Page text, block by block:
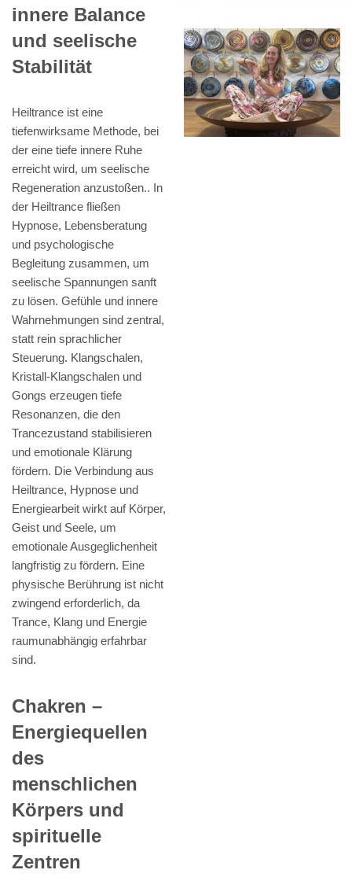
innere Balance
und seelische
Stabilität
Heiltrance ist eine
tiefenwirksame Methode, bei
der eine tiefe innere Ruhe
erreicht wird, um seelische
Regeneration anzustoßen.. In
der Heiltrance fließen
Hypnose, Lebensberatung
und psychologische
Begleitung zusammen, um
seelische Spannungen sanft
zu lösen. Gefühle und innere
Wahrnehmungen sind zentral,
statt rein sprachlicher
Steuerung. Klangschalen,
Kristall-Klangschalen und
Gongs erzeugen tiefe
Resonanzen, die den
Trancezustand stabilisieren
und emotionale Klärung
fördern. Die Verbindung aus
Heiltrance, Hypnose und
Energiearbeit wirkt auf Körper,
Geist und Seele, um
emotionale Ausgeglichenheit
langfristig zu fördern. Eine
physische Berührung ist nicht
zwingend erforderlich, da
Trance, Klang und Energie
raumunabhängig erfahrbar
sind.
Chakren –
Energiequellen
des
menschlichen
Körpers und
spirituelle
Zentren